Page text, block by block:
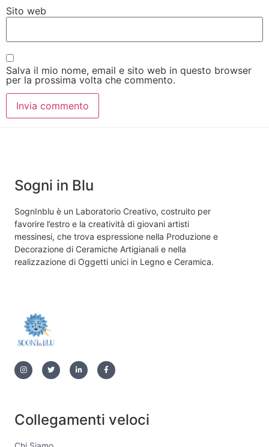
Sito web
Salva il mio nome, email e sito web in questo browser
per la prossima volta che commento.
Sogni in Blu
SognInblu è un Laboratorio Creativo, costruito per
favorire l’estro e la creatività di giovani artisti
messinesi, che trova espressione nella Produzione e
Decorazione di Ceramiche Artigianali e nella
realizzazione di Oggetti unici in Legno e Ceramica.
Collegamenti veloci